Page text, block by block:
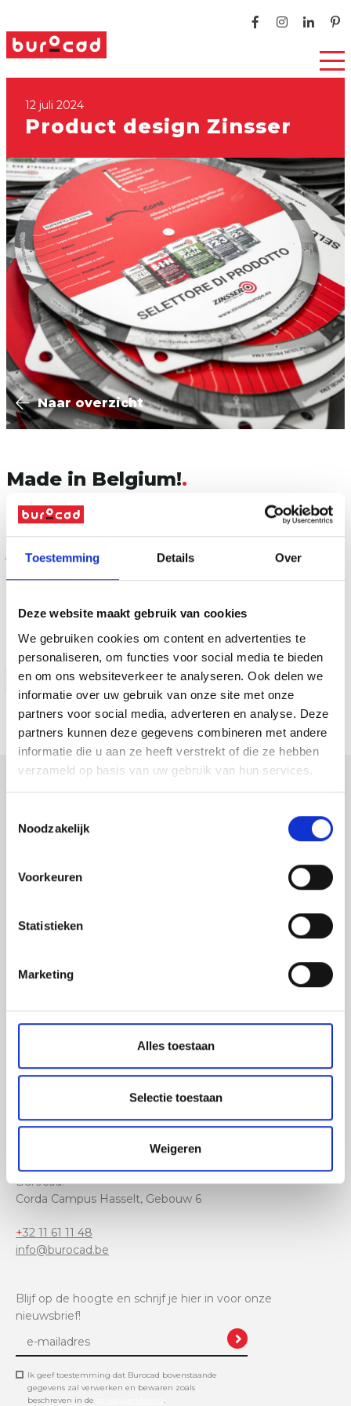
Toestemming Details Over
Deze website maakt gebruik van cookies
We gebruiken cookies om content en advertenties te
personaliseren, om functies voor social media te bieden
en om ons websiteverkeer te analyseren. Ook delen we
informatie over uw gebruik van onze site met onze
partners voor social media, adverteren en analyse. Deze
partners kunnen deze gegevens combineren met andere
informatie die u aan ze heeft verstrekt of die ze hebben
verzameld op basis van uw gebruik van hun services.
Noodzakelijk
Voorkeuren
Statistieken
Marketing
Alles toestaan
Selectie toestaan
Weigeren
12 juli 2024
Product design Zinsser
Naar overzicht
Made in Belgium!
VanZinsserkregen we de opdracht om een innovatief
product te ontwerpen en te printen waarmee je makkelijk de
juiste primer kan kiezen. Het werkt simpel: kies een externe
de verbeelding spreekt.
Vraag offerte
Blijf op de hoogte en schrijf je hier in voor onze
nieuwsbrief!
Ik geef toestemming dat Burocad bovenstaande
gegevens zal verwerken en bewaren zoals
beschreven in de
3990 Peer
Burocad:
Corda Campus Hasselt, Gebouw 6
+32 11 61 11 48
info@burocad.be
displays
led-frames
beursstanden
raambestickering